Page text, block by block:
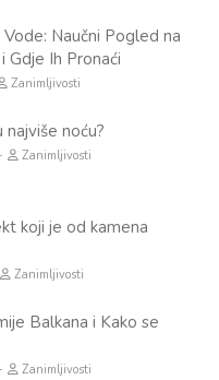
Naučni Pogled na
Gdje Ih Pronaći
Zanimljivosti
noću?
Zanimljivosti
koji je od kamena
Zanimljivosti
Balkana i Kako se
Zanimljivosti